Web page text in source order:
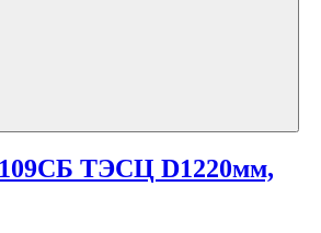
ТЭСЦ D1220мм,